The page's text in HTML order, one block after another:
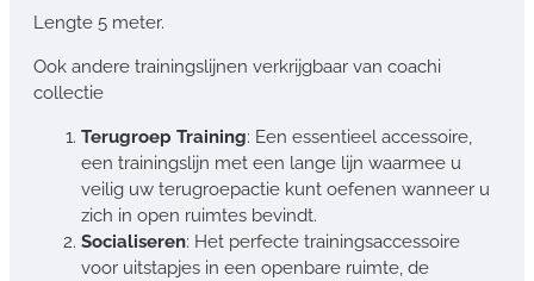
Lengte 5 meter.
Ook andere trainingslijnen verkrijgbaar van coachi
collectie
Terugroep Training: Een essentieel accessoire,
een trainingslijn met een lange lijn waarmee u
veilig uw terugroepactie kunt oefenen wanneer u
zich in open ruimtes bevindt.
Socialiseren: Het perfecte trainingsaccessoire
voor uitstapjes in een openbare ruimte, de